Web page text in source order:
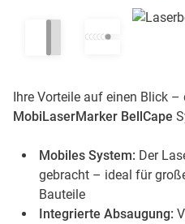
Ihre Vorteile auf einen Blick
MobiLaserMarker BellCape
Mobiles System: Der
gebracht – ideal für
Bauteile
Integrierte Absaugung: